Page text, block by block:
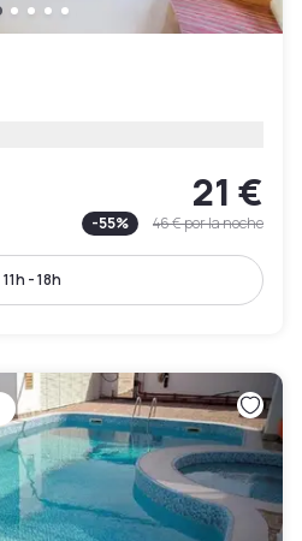
21 €
-55% 46 €por la noche
11h - 18h